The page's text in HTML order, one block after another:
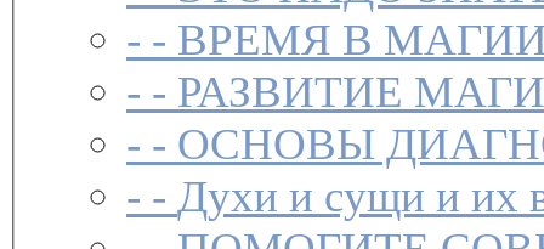
- - ВРЕМЯ В
- - РАЗВИТИЕ
- - ОСНОВЫ
- - Духи и сущи и их